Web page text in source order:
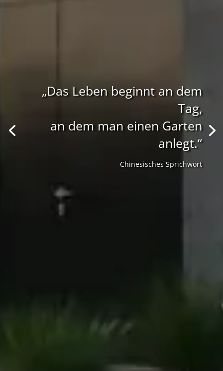
„Das Leben beginnt an dem
Tag,
an dem man einen Garten
anlegt.“
Chinesisches Sprichwort